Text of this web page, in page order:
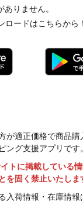
りません。
ロードはこちらから！
が適正価格で商品購
ング支援アプリです。
トに掲載している
を固く禁止いたしま
入荷情報・在庫情報